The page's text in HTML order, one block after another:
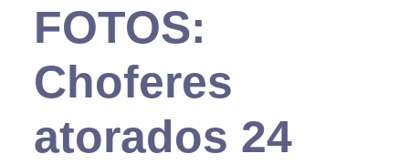
FOTOS:
Choferes
atorados 24